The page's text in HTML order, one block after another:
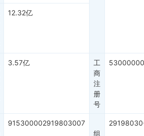
12.32亿
3.57亿
工
商
注
册
号
915300002919803007
组